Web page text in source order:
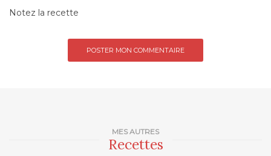
MES AUTRES
Recettes
Notez la recette